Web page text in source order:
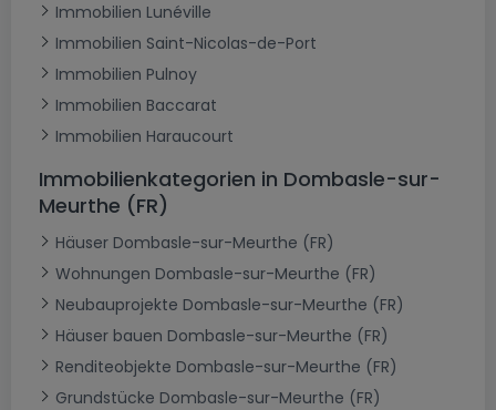
Immobilien Lunéville
Immobilien Saint-Nicolas-de-Port
Immobilien Pulnoy
Immobilien Baccarat
Immobilien Haraucourt
Immobilienkategorien in Dombasle-sur-
Meurthe (FR)
Häuser Dombasle-sur-Meurthe (FR)
Wohnungen Dombasle-sur-Meurthe (FR)
Neubauprojekte Dombasle-sur-Meurthe (FR)
Häuser bauen Dombasle-sur-Meurthe (FR)
Renditeobjekte Dombasle-sur-Meurthe (FR)
Grundstücke Dombasle-sur-Meurthe (FR)